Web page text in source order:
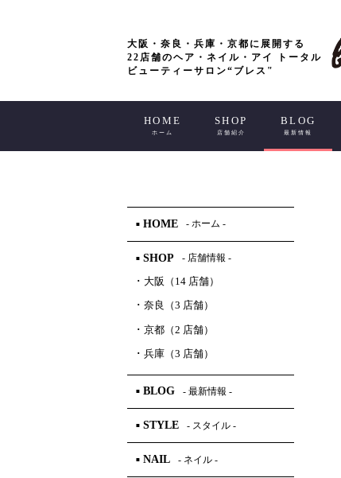
大阪・奈良・兵庫・京都に展開する
22店舗のヘア・ネイル・アイ トータル
ビューティーサロン“ブレス"
HOME
ホーム
SHOP
店舗紹介
BLOG
最新情報
■ HOME - ホーム -
■ SHOP - 店舗情報 -
･ 大阪（14 店舗）
･ 奈良（3 店舗）
･ 京都（2 店舗）
･ 兵庫（3 店舗）
■ BLOG - 最新情報 -
■ STYLE - スタイル -
■ NAIL - ネイル -